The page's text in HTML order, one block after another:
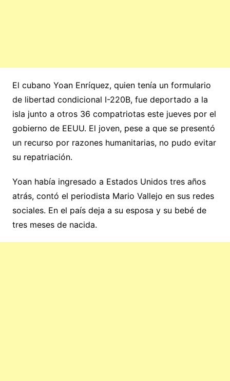
El cubano Yoan Enríquez, quien tenía un formulario
de libertad condicional I-220B, fue deportado a la
isla junto a otros 36 compatriotas este jueves por el
gobierno de EEUU. El joven, pese a que se presentó
un recurso por razones humanitarias, no pudo evitar
su repatriación.
Yoan había ingresado a Estados Unidos tres años
atrás, contó el periodista Mario Vallejo en sus redes
sociales. En el país deja a su esposa y su bebé de
tres meses de nacida.